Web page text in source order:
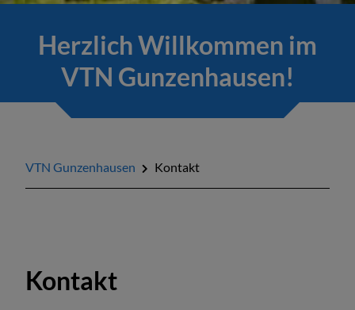
Herzlich Willkommen im
VTN Gunzenhausen!
VTN Gunzenhausen Kontakt
Kontakt